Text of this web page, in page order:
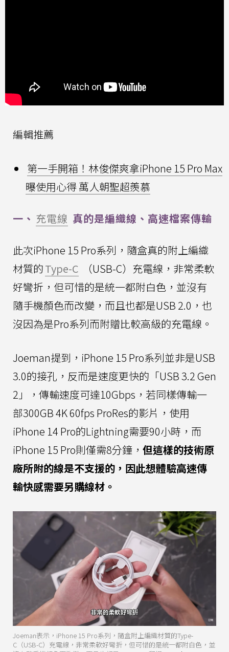
編輯推薦
第一手開箱！林俊傑爽拿iPhone 15 Pro Max
曝使用心得 萬人朝聖超羨慕
一、 充電線 真的是編織線、高速檔案傳輸
此次iPhone 15 Pro系列，隨盒真的附上編織
材質的Type-C
（USB-C）充電線，非常柔軟
好彎折，但可惜的是統一都附白色，並沒有
隨手機顏色而改變，而且也都是USB 2.0，也
沒因為是Pro系列而附贈比較高級的充電線。
Joeman提到，iPhone 15 Pro系列並非是USB
3.0的接孔，反而是速度更快的「USB 3.2 Gen
2」，傳輸速度可達10Gbps，若同樣傳輸一
部300GB 4K 60fps ProRes的影片，使用
iPhone 14 Pro的Lightning需要90小時，而
iPhone 15 Pro則僅需8分鐘， 但這樣的技術原
廠所附的線是不支援的，因此想體驗高速傳
輸快感需要另購線材。
Joeman表示，iPhone 15 Pro系列，隨盒附上編織材質的Type-
C（USB-C）充電線，非常柔軟好彎折，但可惜的是統一都附白色，並